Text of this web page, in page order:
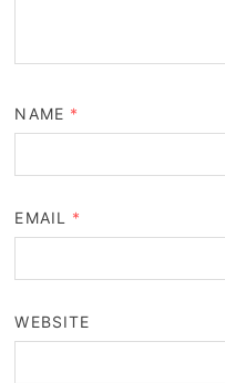
NAME *
EMAIL *
WEBSITE